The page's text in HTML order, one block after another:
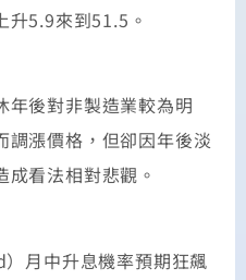
升5.9來到51.5。
後對非製造業較為明
調漲價格，但卻因年後淡
看法相對悲觀。
月中升息機率預期狂飆